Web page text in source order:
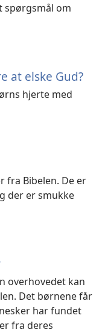
spørgsmål om
at elske Gud?
hjerte med
fra Bibelen. De er
der er smukke
overhovedet kan
Det børnene får
har fundet
fra deres